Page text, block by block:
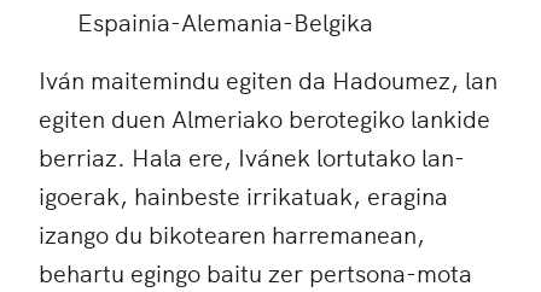
Espainia-Alemania-Belgika
Iván maitemindu egiten da Hadoumez, lan
egiten duen Almeriako berotegiko lankide
berriaz. Hala ere, Ivánek lortutako lan-
igoerak, hainbeste irrikatuak, eragina
izango du bikotearen harremanean,
behartu egingo baitu zer pertsona-mota